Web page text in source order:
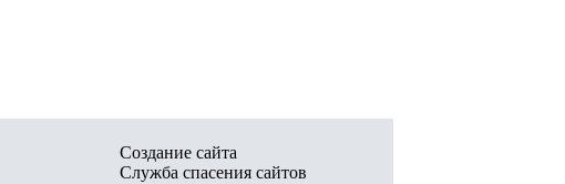
Создание сайта
Служба спасения сайтов